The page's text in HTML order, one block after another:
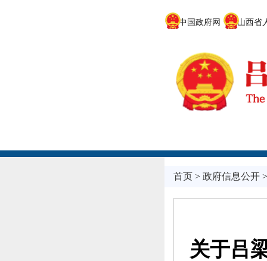
中国政府网 山西省人
首页> 政府信息公开
关于吕